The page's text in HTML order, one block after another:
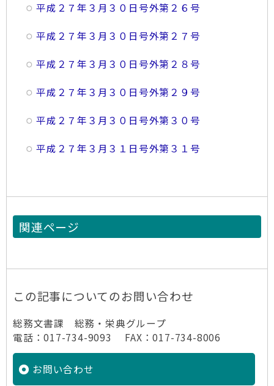
平成２７年３月３０日号外第２６号
平成２７年３月３０日号外第２７号
平成２７年３月３０日号外第２８号
平成２７年３月３０日号外第２９号
平成２７年３月３０日号外第３０号
平成２７年３月３１日号外第３１号
関連ページ
この記事についてのお問い合わせ
総務文書課 総務・栄典グループ
電話：017-734-9093 FAX：017-734-8006
お問い合わせ